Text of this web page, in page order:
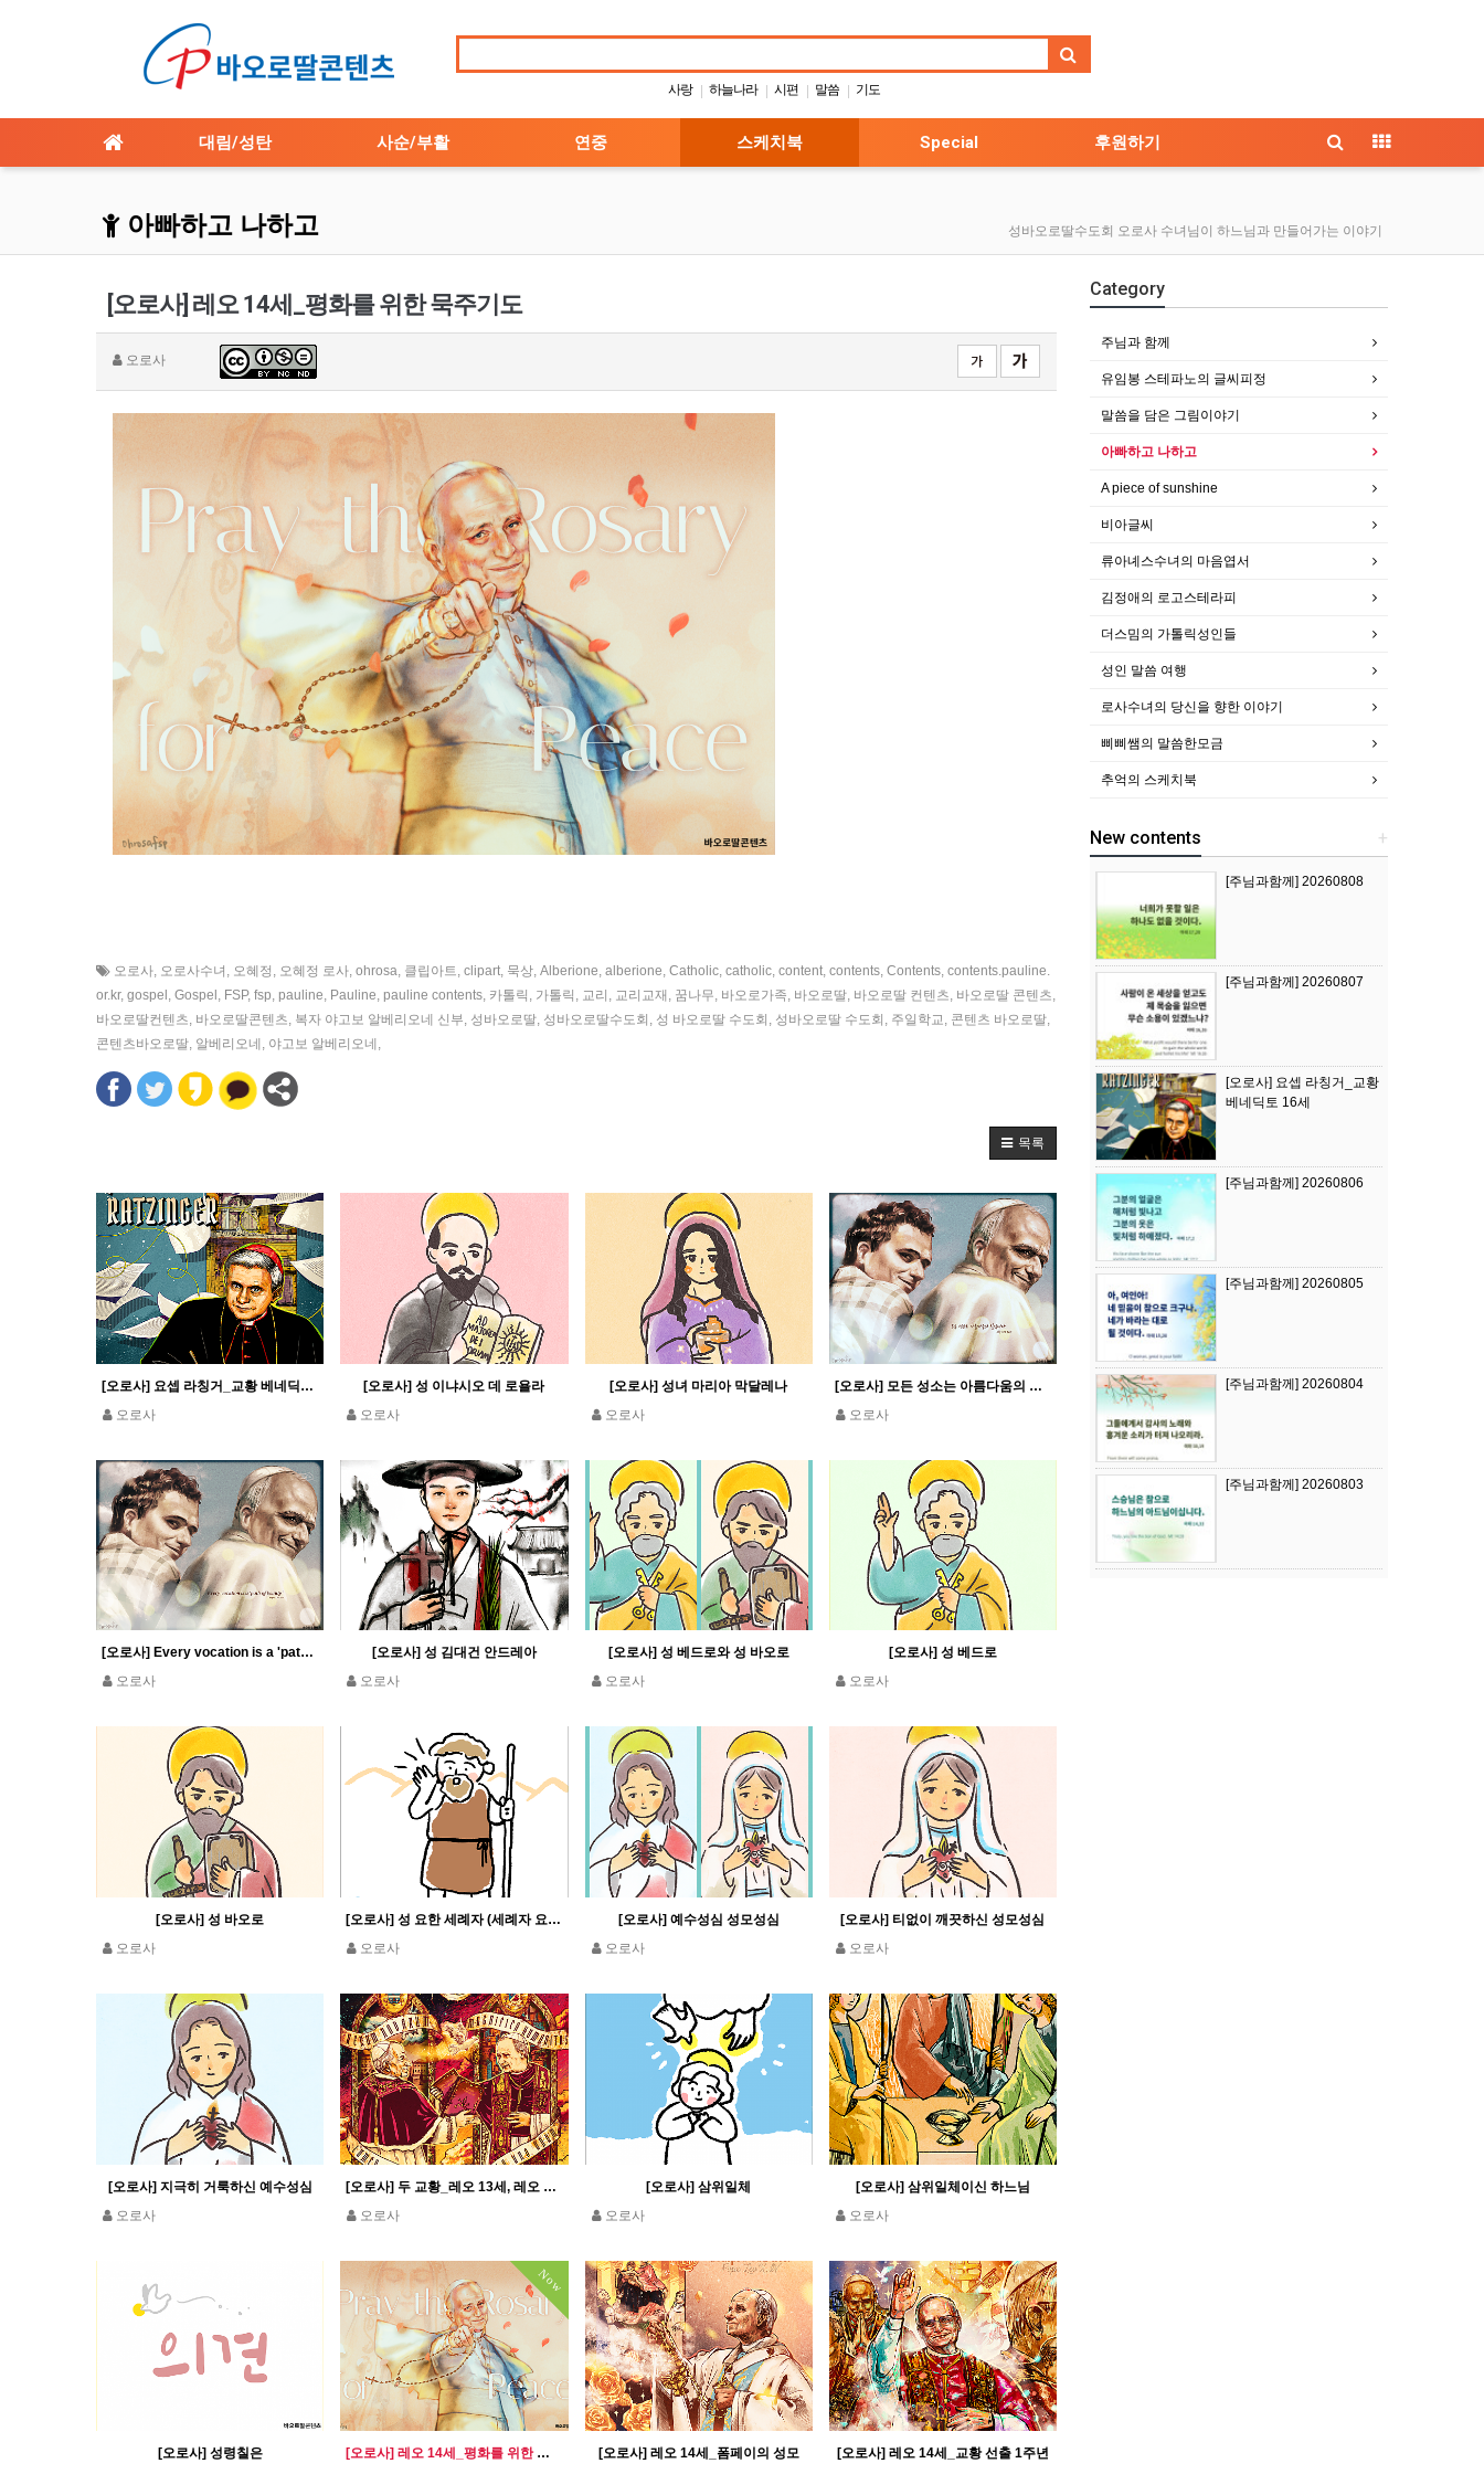
사랑 | 하늘나라 | 시편 | 말씀 | 기도
대림/성탄 사순/부활 연중 스케치북 Special 후원하기
아빠하고 나하고 성바오로딸수도회 오로사 수녀님이 하느님과 만들어가는 이야기
[오로사] 레오 14세_평화를 위한 묵주기도
오로사
오로사, 오로사수녀 , 오혜정 , 오혜정 로사, ohrosa, 클립아트, clipart, 묵상, Alberione, alberione, Catholic, catholic, content, contents, Contents, contents.pauline.
or.kr, gospel , Gospel , FSP, fsp, pauline, Pauline, pauline contents, 카톨릭 , 가톨릭 , 교리 , 교리교재 , 꿈나무, 바오로가족, 바오로딸, 바오로딸 컨텐츠, 바오로딸 콘텐츠,
바오로딸컨텐츠, 바오로딸콘텐츠, 복자 야고보 알베리오네 신부, 성바오로딸, 성바오로딸수도회 , 성 바오로딸 수도회 , 성바오로딸 수도회 , 주일학교, 콘텐츠 바오로딸,
콘텐츠바오로딸, 알베리오네 , 야고보 알베리오네 ,
목록
[오로사] 요셉 라칭거_교황 베네딕토 16세
오로사
[오로사] 성 이냐시오 데 로욜라
오로사
[오로사] 성녀 마리아 막달레나
오로사
[오로사] 모든 성소는 아름다움의 길입니다_교황 레오 14세
오로사
[오로사] Every vocation is a 'path of beauty' Pope Leo XIV
오로사
[오로사] 성 김대건 안드레아
오로사
[오로사] 성 베드로와 성 바오로
오로사
[오로사] 성 베드로
오로사
[오로사] 성 바오로
오로사
[오로사] 성 요한 세례자 (세례자 요한)
오로사
[오로사] 예수성심 성모성심
오로사
[오로사] 티없이 깨끗하신 성모성심
오로사
[오로사] 지극히 거룩하신 예수성심
오로사
[오로사] 두 교황_레오 13세, 레오 14세
오로사
[오로사] 삼위일체
오로사
[오로사] 삼위일체이신 하느님
오로사
[오로사] 성령칠은
Now
[오로사] 레오 14세_평화를 위한 묵주기도 [오로사] 레오 14세_폼페이의 성모 [오로사] 레오 14세_교황 선출 1주년
Category
주님과 함께
유임봉 스테파노의 글씨피정
말씀을 담은 그림이야기
아빠하고 나하고
A piece of sunshine
비아글씨
류아녜스수녀의 마음엽서
김정애의 로고스테라피
더스밈의 가톨릭성인들
성인 말씀 여행
로사수녀의 당신을 향한 이야기
삐삐쌤의 말씀한모금
추억의 스케치북
+
New contents
[주님과함께] 20260808
[주님과함께] 20260807
[오로사] 요셉 라칭거_교황
베네딕토 16세
[주님과함께] 20260806
[주님과함께] 20260805
[주님과함께] 20260804
[주님과함께] 20260803